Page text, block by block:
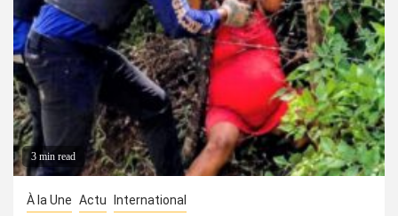
3 min read
À la Une Actu International